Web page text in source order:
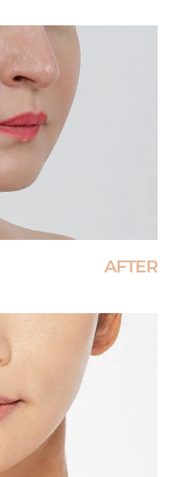
AFTER